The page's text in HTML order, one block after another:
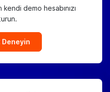
demo hesabınızı
Deneyin